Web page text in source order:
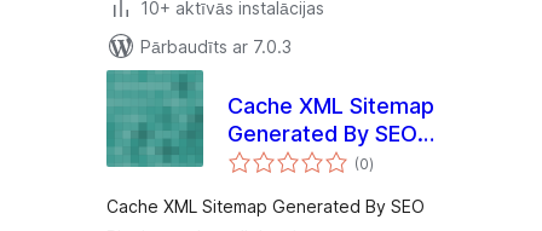
10+ aktīvās instalācijas
Pārbaudīts ar 7.0.3
Cache XML Sitemap
Generated By SEO
Plugins
(0vērtējumu
kopsumma
)
Cache XML Sitemap Generated By SEO